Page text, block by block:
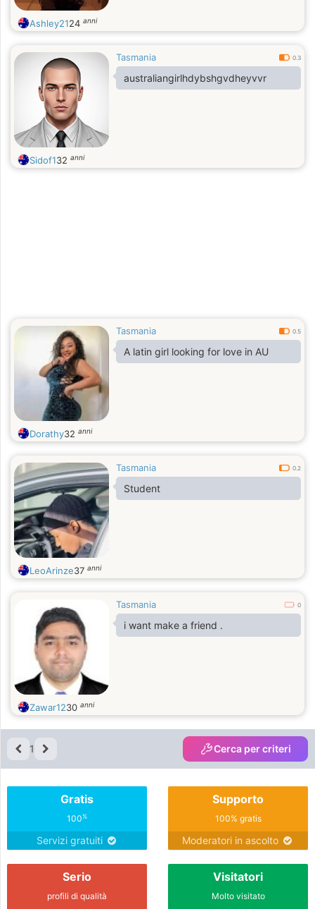
Ashley2124 anni
Tasmania 0.3
australiangirlhdybshgvdheyvvr
Sidof132 anni
Tasmania 0.5
A latin girl looking for love in AU
Dorathy32 anni
Tasmania 0.2
Student
LeoArinze37 anni
Tasmania 0
i want make a friend .
Zawar1230 anni
1 Cerca per criteri
Gratis
100%
Servizi gratuiti
Supporto
100% gratis
Moderatori in ascolto
Serio
profili di qualità
Visitatori
Molto visitato